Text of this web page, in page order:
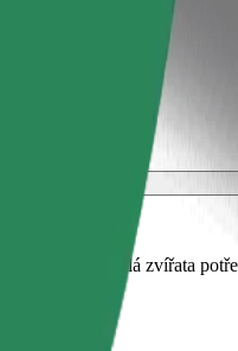
náhubek, malá zvířata